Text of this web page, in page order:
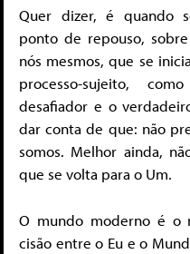
Quer dizer, é quando
ponto de repouso,
nós mesmos, que se
processo-sujeito,
desafiador e o
dar conta de que: não
somos. Melhor ainda,
que se volta para o Um.
O mundo moderno é o
cisão entre o Eu e o